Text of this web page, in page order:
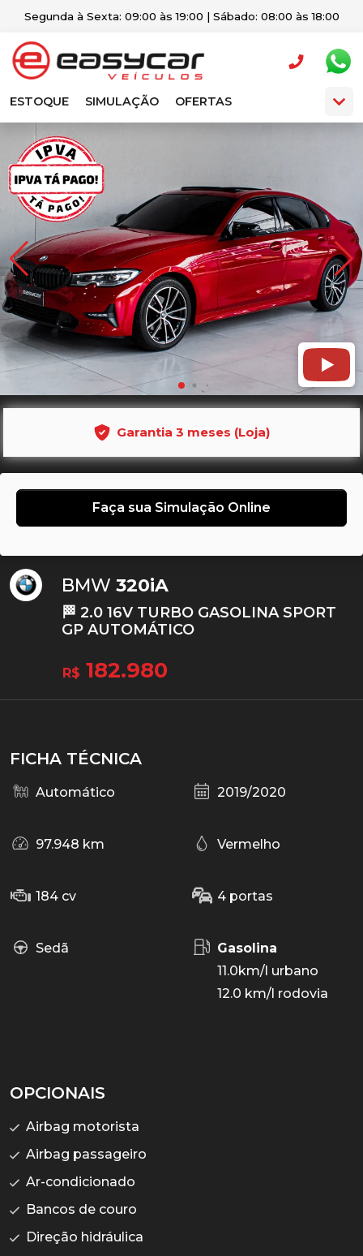
Segunda à Sexta: 09:00 às 19:00 | Sábado: 08:00 às 18:00
ESTOQUE SIMULAÇÃO OFERTAS
Garantia 3 meses (Loja)
Faça sua Simulação Online
BMW 320iA
🏁 2.0 16V TURBO GASOLINA SPORT
GP AUTOMÁTICO
R$ 182.980
FICHA TÉCNICA
Automático 2019/2020
97.948 km Vermelho
184 cv 4 portas
Sedã
Gasolina
11.0km/l urbano
12.0 km/l rodovia
OPCIONAIS
Airbag motorista
Airbag passageiro
Ar-condicionado
Bancos de couro
Direção hidráulica